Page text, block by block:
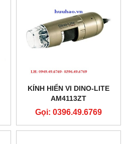
KÍNH HIỂN VI DINO-LITE
AM4113ZT
Gọi: 0396.49.6769